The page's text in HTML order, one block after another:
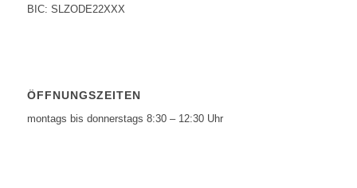
BIC: SLZODE22XXX
ÖFFNUNGSZEITEN
montags bis donnerstags 8:30 – 12:30 Uhr